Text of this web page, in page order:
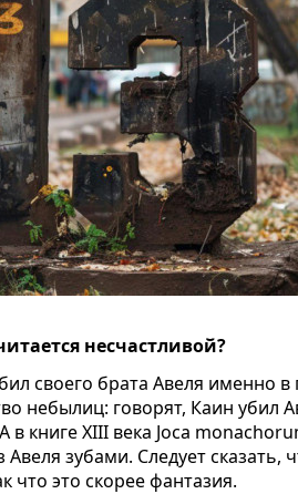
несчастливой?
своего брата Авеля именно
небылиц: говорят, Каин убил
книге XIII века Joca
Авеля зубами. Следует сказать,
что это скорее фантазия.